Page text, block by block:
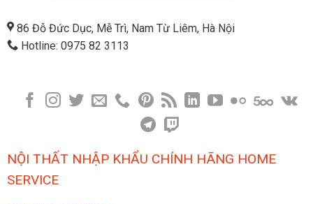
86 Đỗ Đức Dục, Mễ Trì, Nam Từ Liêm, Hà Nội
Hotline: 0975 82 3113
NỘI THẤT NHẬP KHẨU CHÍNH HÃNG HOME
SERVICE